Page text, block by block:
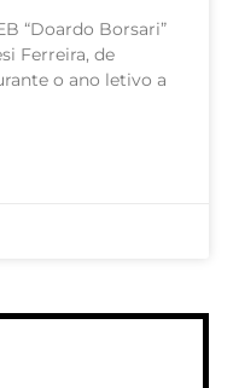
“Doardo Borsari”
Ferreira, de
o ano letivo a